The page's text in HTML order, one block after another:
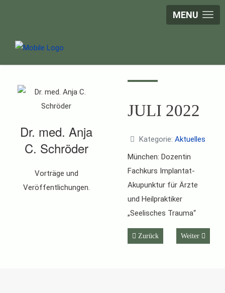
MENU
Dr. med. Anja
C. Schröder
Vorträge und
Veröffentlichungen.
JULI 2022
Kategorie: Aktuelles
München: Dozentin
Fachkurs Implantat-
Akupunktur für Ärzte
und Heilpraktiker
„Seelisches Trauma“
Vorheriger Beitrag: September
Zurück Nächster
Weiter